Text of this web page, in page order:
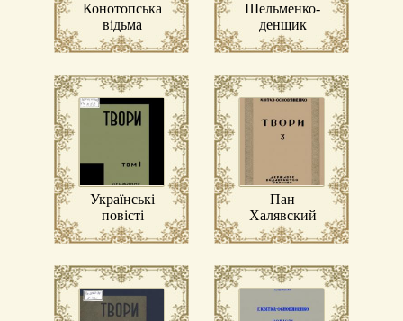
Конотопська
відьма
Шельменко-
денщик
Українські
повісті
Пан
Халявский